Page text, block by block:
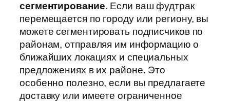
сегментирование. Если ваш фудтрак
перемещается по городу или региону, вы
можете сегментировать подписчиков по
районам, отправляя им информацию о
ближайших локациях и специальных
предложениях в их районе. Это
особенно полезно, если вы предлагаете
доставку или имеете ограниченное